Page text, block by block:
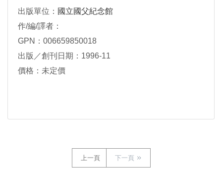
出版單位： 國立國父紀念館
作/編/譯者：
GPN：006659850018
出版／創刊日期：1996-11
價格：未定價
上一頁 下一頁